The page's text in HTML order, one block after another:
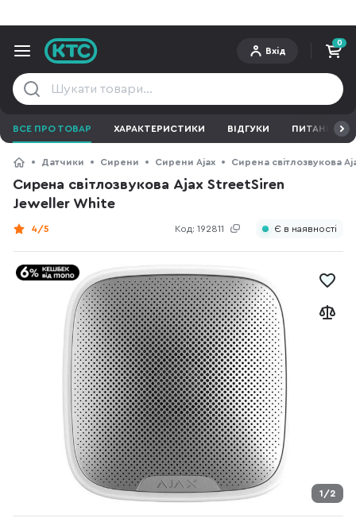
Вхід
0
ВСЕ ПРО ТОВАР ХАРАКТЕРИСТИКИ ВІДГУКИ ПИТАННЯ ТА
Датчики Сирени Сирени Ajax Сирена світлозвукова
Сирена світлозвукова Ajax StreetSiren
Jeweller White
Код: 192811
4/5 Є в наявності
1/2